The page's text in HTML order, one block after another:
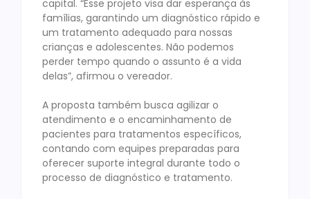
capital. “Esse projeto visa dar esperança às
famílias, garantindo um diagnóstico rápido e
um tratamento adequado para nossas
crianças e adolescentes. Não podemos
perder tempo quando o assunto é a vida
delas”, afirmou o vereador.
A proposta também busca agilizar o
atendimento e o encaminhamento de
pacientes para tratamentos específicos,
contando com equipes preparadas para
oferecer suporte integral durante todo o
processo de diagnóstico e tratamento.